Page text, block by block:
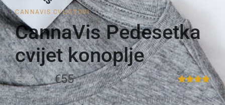
CANNAVIS CVIJETOVI
CannaVis Pedesetka
cvijet konoplje
€79 €55
Naš najpopularniji proizvod. Svi cvijetovi su